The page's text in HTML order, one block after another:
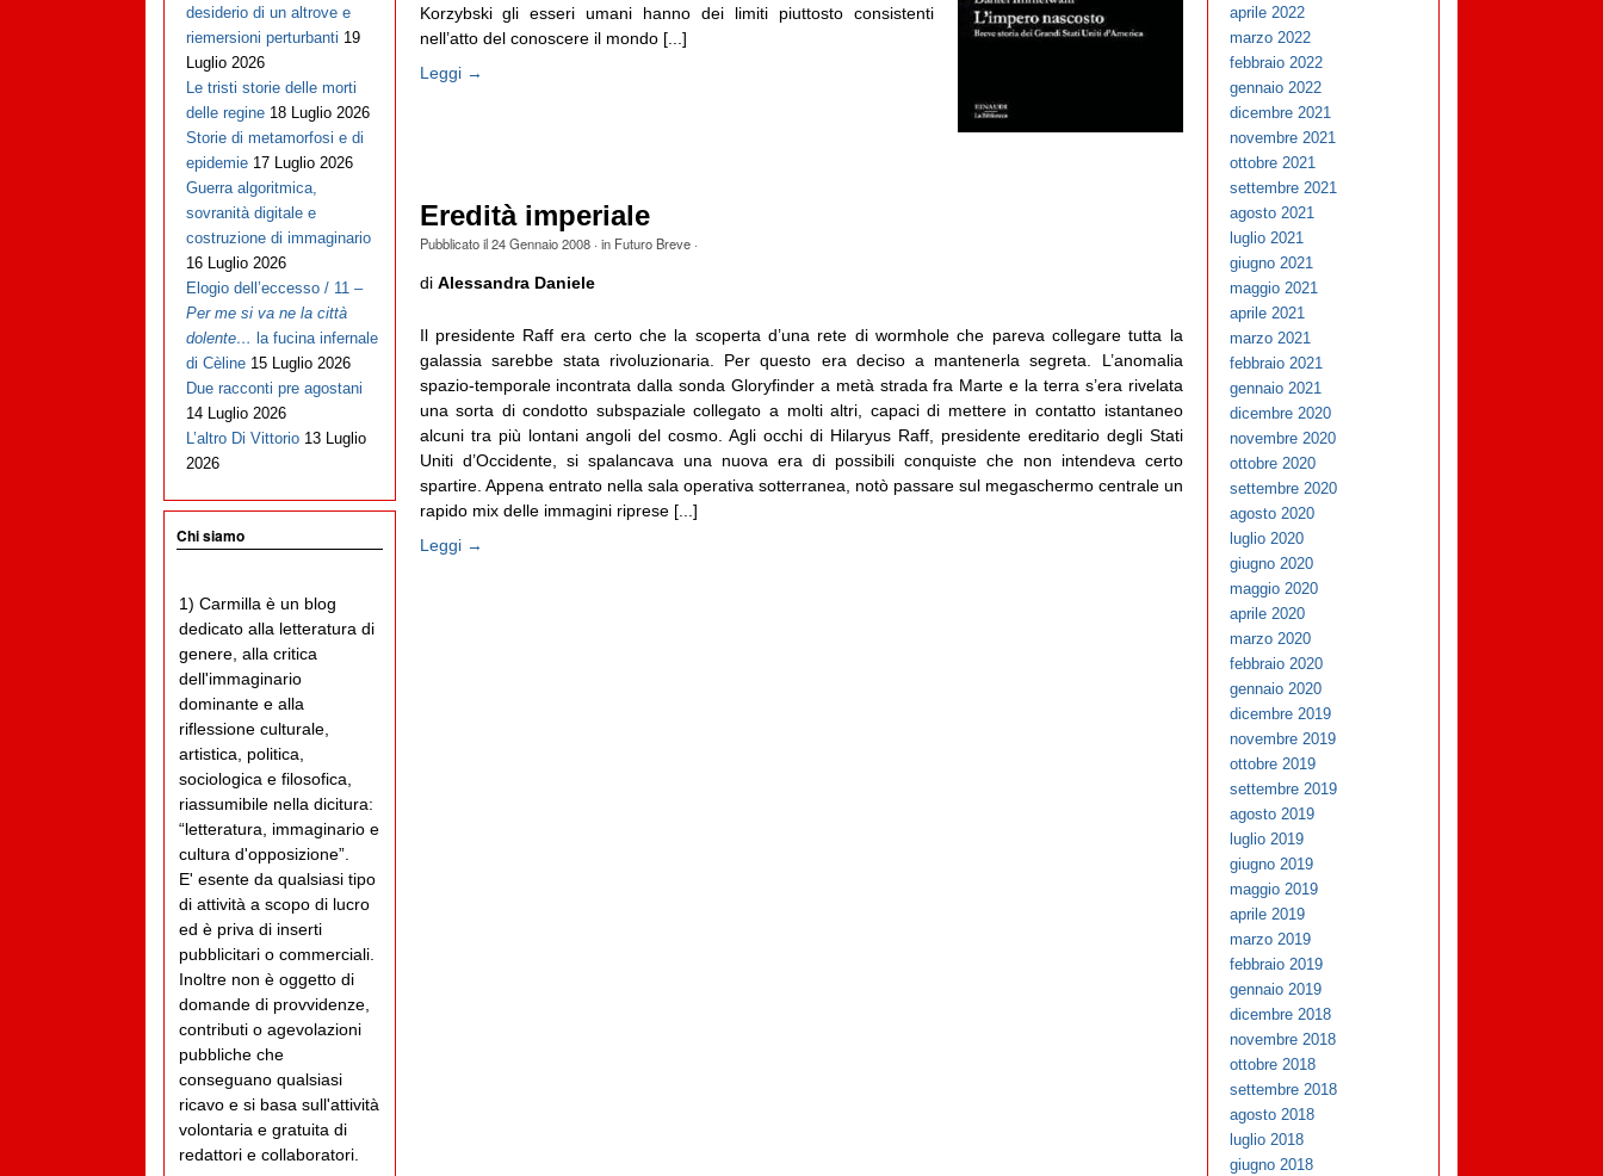
Korzybski gli esseri umani hanno dei limiti piuttosto consistenti
nell’atto del conoscere il mondo [...]
Leggi →
Eredità imperiale
Pubblicato il24 Gennaio 2008· in Futuro Breve·
di Alessandra Daniele
Il presidente Raff era certo che la scoperta d’una rete di wormhole che pareva collegare tutta la
galassia sarebbe stata rivoluzionaria. Per questo era deciso a mantenerla segreta. L’anomalia
spazio-temporale incontrata dalla sonda Gloryfinder a metà strada fra Marte e la terra s’era rivelata
una sorta di condotto subspaziale collegato a molti altri, capaci di mettere in contatto istantaneo
alcuni tra più lontani angoli del cosmo. Agli occhi di Hilaryus Raff, presidente ereditario degli Stati
Uniti d’Occidente, si spalancava una nuova era di possibili conquiste che non intendeva certo
spartire. Appena entrato nella sala operativa sotterranea, notò passare sul megaschermo centrale un
rapido mix delle immagini riprese [...]
Leggi →
desiderio di un altrove e
riemersioni perturbanti 19
Luglio 2026
Le tristi storie delle morti
delle regine 18 Luglio 2026
Storie di metamorfosi e di
epidemie 17 Luglio 2026
Guerra algoritmica,
sovranità digitale e
costruzione di immaginario
16 Luglio 2026
Elogio dell’eccesso / 11 –
Per me si va ne la città
dolente… la fucina infernale
di Cèline 15 Luglio 2026
Due racconti pre agostani
14 Luglio 2026
L’altro Di Vittorio 13 Luglio
2026
Chi siamo
1) Carmilla è un blog
dedicato alla letteratura di
genere, alla critica
dell'immaginario
dominante e alla
riflessione culturale,
artistica, politica,
sociologica e filosofica,
riassumibile nella dicitura:
“letteratura, immaginario e
cultura d'opposizione”.
E' esente da qualsiasi tipo
di attività a scopo di lucro
ed è priva di inserti
pubblicitari o commerciali.
Inoltre non è oggetto di
domande di provvidenze,
contributi o agevolazioni
pubbliche che
conseguano qualsiasi
ricavo e si basa sull'attività
volontaria e gratuita di
redattori e collaboratori.
aprile 2022
marzo 2022
febbraio 2022
gennaio 2022
dicembre 2021
novembre 2021
ottobre 2021
settembre 2021
agosto 2021
luglio 2021
giugno 2021
maggio 2021
aprile 2021
marzo 2021
febbraio 2021
gennaio 2021
dicembre 2020
novembre 2020
ottobre 2020
settembre 2020
agosto 2020
luglio 2020
giugno 2020
maggio 2020
aprile 2020
marzo 2020
febbraio 2020
gennaio 2020
dicembre 2019
novembre 2019
ottobre 2019
settembre 2019
agosto 2019
luglio 2019
giugno 2019
maggio 2019
aprile 2019
marzo 2019
febbraio 2019
gennaio 2019
dicembre 2018
novembre 2018
ottobre 2018
settembre 2018
agosto 2018
luglio 2018
giugno 2018